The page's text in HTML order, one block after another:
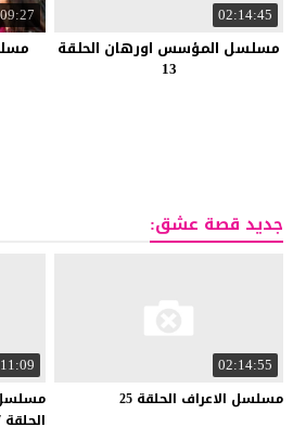
02:14:45
مسلسل المؤسس اورهان الحلقة
13
جديد قصة عشق:
02:14:55
مسلسل الاعراف الحلقة 25
الحلقة 17